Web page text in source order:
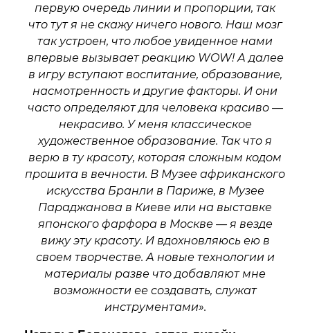
первую очередь линии и пропорции, так
что тут я не скажу ничего нового. Наш мозг
так устроен, что любое увиденное нами
впервые вызывает реакцию WOW! А далее
в игру вступают воспитание, образование,
насмотренность и другие факторы. И они
часто определяют для человека красиво —
некрасиво. У меня классическое
художественное образование. Так что я
верю в ту красоту, которая сложным кодом
прошита в вечности. В Музее африканского
искусства Бранли в Париже, в Музее
Параджанова в Киеве или на выставке
японского фарфора в Москве — я везде
вижу эту красоту. И вдохновляюсь ею в
своем творчестве. А новые технологии и
материалы разве что добавляют мне
возможности ее создавать, служат
инструментами».